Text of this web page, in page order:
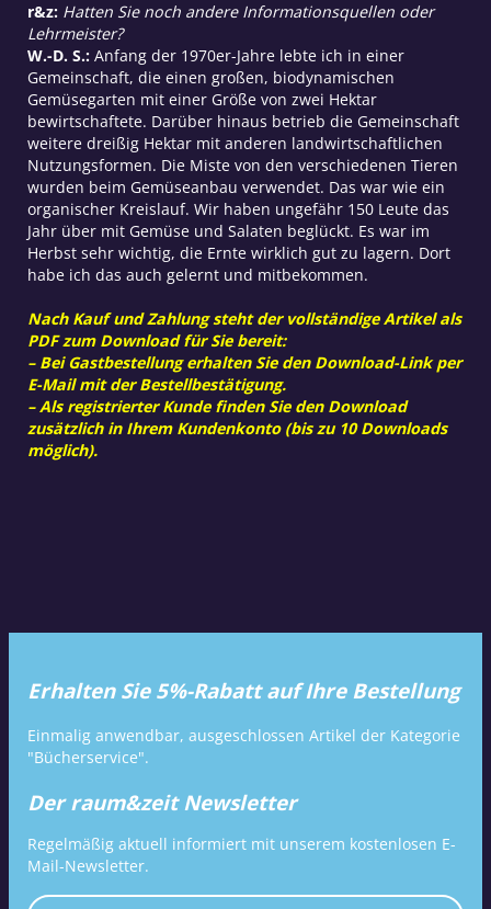
r&z: Hatten Sie noch andere Informationsquellen oder
Lehrmeister?
W.-D. S.: Anfang der 1970er-Jahre lebte ich in einer
Gemeinschaft, die einen großen, biodynamischen
Gemüsegarten mit einer Größe von zwei Hektar
bewirtschaftete. Darüber hinaus betrieb die Gemeinschaft
weitere dreißig Hektar mit anderen landwirtschaftlichen
Nutzungsformen. Die Miste von den verschiedenen Tieren
wurden beim Gemüseanbau verwendet. Das war wie ein
organischer Kreislauf. Wir haben ungefähr 150 Leute das
Jahr über mit Gemüse und Salaten beglückt. Es war im
Herbst sehr wichtig, die Ernte wirklich gut zu lagern. Dort
habe ich das auch gelernt und mitbekommen.
Nach Kauf und Zahlung steht der vollständige Artikel als
PDF zum Download für Sie bereit:
– Bei Gastbestellung erhalten Sie den Download-Link per
E-Mail mit der Bestellbestätigung.
– Als registrierter Kunde finden Sie den Download
zusätzlich in Ihrem Kundenkonto (bis zu 10 Downloads
möglich).
Erhalten Sie 5%-Rabatt auf Ihre Bestellung
Einmalig anwendbar, ausgeschlossen Artikel der Kategorie
"Bücherservice".
Der raum&zeit Newsletter
Regelmäßig aktuell informiert mit unserem kostenlosen E-
Mail-Newsletter.